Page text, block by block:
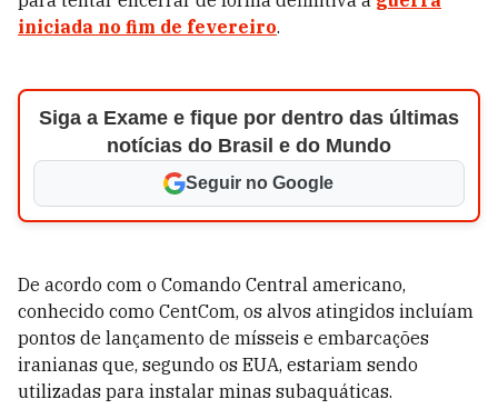
iniciada no fim de fevereiro.
Siga a Exame e fique por dentro das últimas
notícias do Brasil e do Mundo
Seguir no Google
De acordo com o Comando Central americano,
conhecido como CentCom, os alvos atingidos incluíam
pontos de lançamento de mísseis e embarcações
iranianas que, segundo os EUA, estariam sendo
utilizadas para instalar minas subaquáticas.